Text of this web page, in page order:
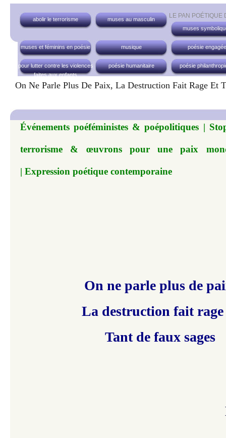
LE PAN POÉTIQUE
abolir le terrorisme
muses au masculin
muses
muses et féminins en poésie musique poésie engagée
pour lutter contre les violences
faites aux enfants
poésie humanitaire poésie
On Ne Parle Plus De Paix, La Destruction Fait Rage Et
Événements poéféministes & poépolitiques |
terrorisme & œuvrons pour une paix
| Expression poétique contemporaine
On ne parle plus de
La destruction fait
Tant de faux sages